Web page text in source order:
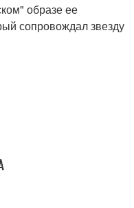
образе ее
сопровождал звезду